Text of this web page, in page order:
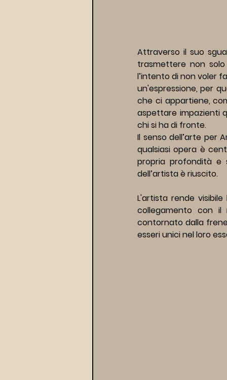
Attraverso il suo
trasmettere non
l’intento di non voler
un'espressione, per
che ci appartiene,
aspettare impazienti
chi si ha di fronte.
Il senso dell’arte per
qualsiasi opera è
propria profondità e
dell’artista è riuscito.
L'artista rende
collegamento con il
contornato dalla
esseri unici nel loro